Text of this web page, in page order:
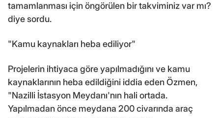
tamamlanması için öngörülen bir takviminiz var mı?
diye sordu.
"Kamu kaynakları heba ediliyor"
Projelerin ihtiyaca göre yapılmadığını ve kamu
kaynaklarının heba edildiğini iddia eden Özmen,
"Nazilli İstasyon Meydanı'nın hali ortada.
Yapılmadan önce meydana 200 civarında araç